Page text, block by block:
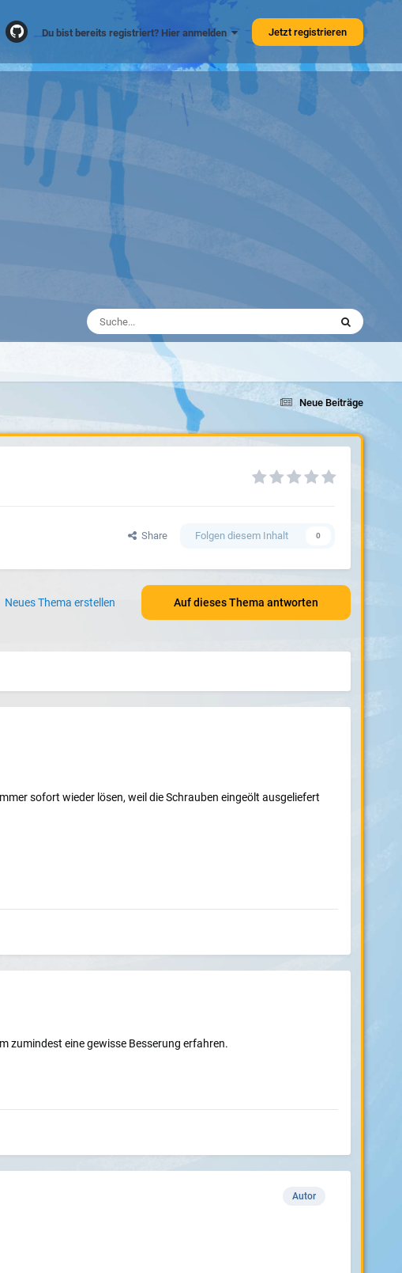
Du bist bereits registriert? Hier anmelden Jetzt registrieren
Neue Beiträge
Share Folgen diesem Inhalt 0
Auf dieses Thema antworten
Neues Thema erstellen
sofort wieder lösen, weil die Schrauben eingeölt ausgeliefert
zumindest eine gewisse Besserung erfahren.
Autor